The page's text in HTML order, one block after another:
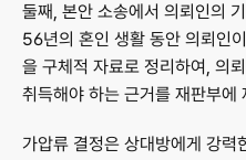
둘째, 본안 소송에서 의뢰인의
56년의 혼인 생활 동안 의뢰인
을 구체적 자료로 정리하여, 의
취득해야 하는 근거를 재판부에
가압류 결정은 상대방에게 강력